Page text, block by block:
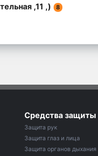
,11 ,)
8
Средства защиты
Защита рук
Защита глаз и лица
Защита органов дыхания